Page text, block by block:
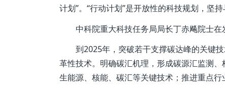
计划”。“行动计划”是开放性的科技规划，坚
中科院重大科技任务局局长丁赤飚院士在
到2025年，突破若干支撑碳达峰的关键技
革性技术。明确碳汇机理，形成碳源汇监测
生能源、核能、碳汇等关键技术；推进重点行